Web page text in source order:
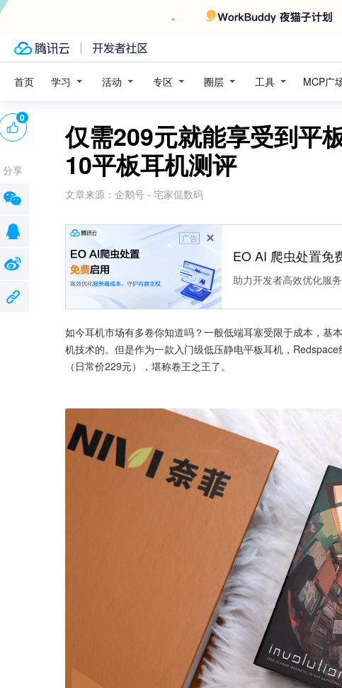
首页 学习 活动 专区 圈层 工具 MCP广
仅需209元就能享受到平
10平板耳机测评
文章来源： 企鹅号 - 宅家侃数码
广告
EO AI 爬虫处置免
助力开发者高效优化服
如今耳机市场有多卷你知道吗？一般低端耳塞受限于成本，基
机技术的。但是作为一款入门级低压静电平板耳机，
（日常价229元），堪称卷王之王了。
0
分享